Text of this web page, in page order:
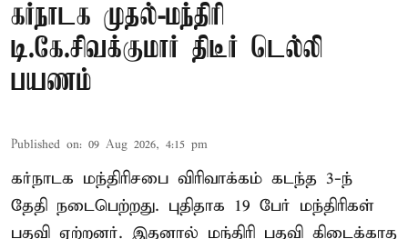
கர்நாடக முதல்-மந்திரி
டி.கே.சிவக்குமார் திடீர் டெல்லி
பயணம்
Published on: 09 Aug 2026, 4:15 pm
கர்நாடக மந்திரிசபை விரிவாக்கம் கடந்த 3-ந்
தேதி நடைபெற்றது. புதிதாக 19 பேர் மந்திரிகள்
பதவி ஏற்றனர். இதனால் மந்திரி பதவி கிடைக்காத